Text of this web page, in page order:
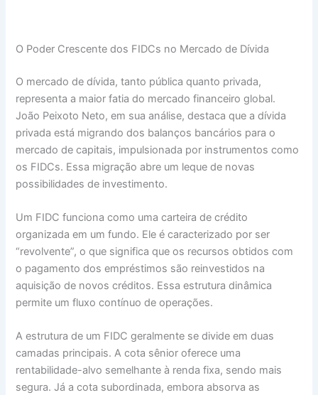
O Poder Crescente dos FIDCs no Mercado de Dívida
O mercado de dívida, tanto pública quanto privada,
representa a maior fatia do mercado financeiro global.
João Peixoto Neto, em sua análise, destaca que a dívida
privada está migrando dos balanços bancários para o
mercado de capitais, impulsionada por instrumentos como
os FIDCs. Essa migração abre um leque de novas
possibilidades de investimento.
Um FIDC funciona como uma carteira de crédito
organizada em um fundo. Ele é caracterizado por ser
“revolvente”, o que significa que os recursos obtidos com
o pagamento dos empréstimos são reinvestidos na
aquisição de novos créditos. Essa estrutura dinâmica
permite um fluxo contínuo de operações.
A estrutura de um FIDC geralmente se divide em duas
camadas principais. A cota sênior oferece uma
rentabilidade-alvo semelhante à renda fixa, sendo mais
segura. Já a cota subordinada, embora absorva as